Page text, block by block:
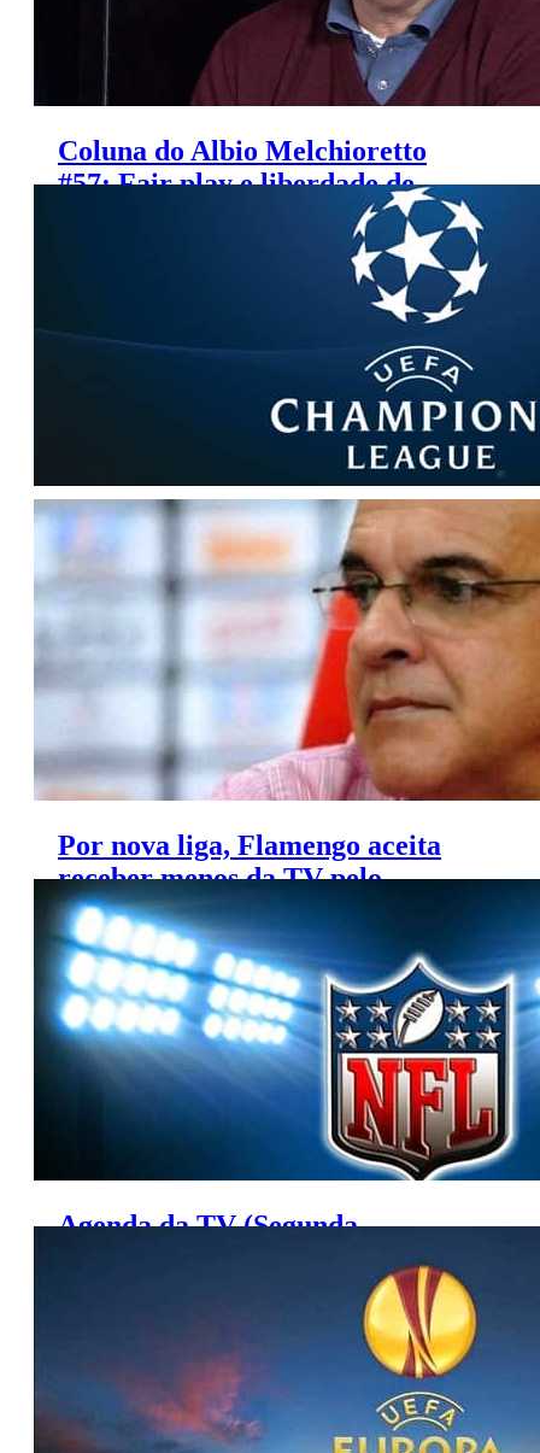
Coluna do Albio Melchioretto
#57: Fair play e liberdade de
Agenda da TV (Terça, 15/9/2015)
Por nova liga, Flamengo aceita
receber menos da TV pelo
Carioca
Agenda da TV (Segunda,